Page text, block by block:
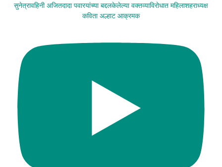
सुनेत्रावहिनी अजितदादा पवारयांच्या बद्दलकेलेल्या वक्तव्याविरोधात महिलाशहराध्यक्ष
कविता अल्हाट आक्रमक